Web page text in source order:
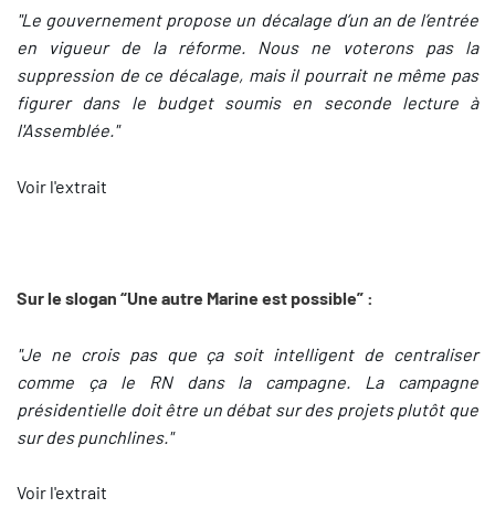
"Le gouvernement propose un décalage d’un an de l’entrée
en vigueur de la réforme. Nous ne voterons pas la
suppression de ce décalage, mais il pourrait ne même pas
figurer dans le budget soumis en seconde lecture à
l'Assemblée."
Voir l'extrait
Sur le slogan “Une autre Marine est possible” :
"Je ne crois pas que ça soit intelligent de centraliser
comme ça le RN dans la campagne. La campagne
présidentielle doit être un débat sur des projets plutôt que
sur des punchlines."
Voir l'extrait